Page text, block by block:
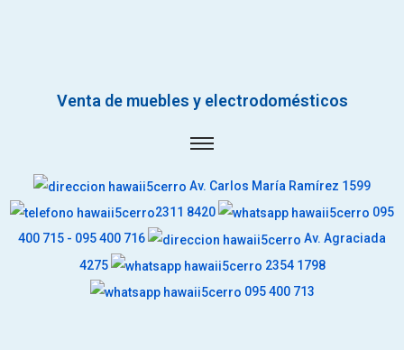
Venta de muebles y electrodomésticos
Av. Carlos María Ramírez 1599
2311 8420
095
400 715 - 095 400 716
Av. Agraciada
4275
2354 1798
095 400 713